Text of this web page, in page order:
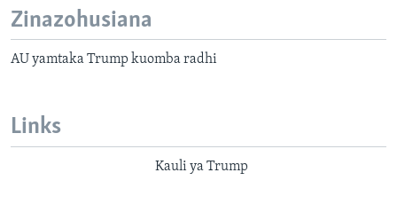
Zinazohusiana
AU yamtaka Trump kuomba radhi
Links
Kauli ya Trump